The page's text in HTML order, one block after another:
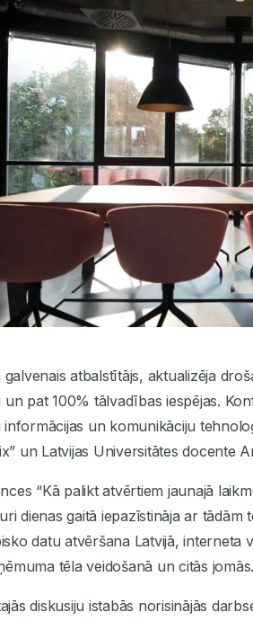
atbalstītājs, aktualizēja
pat 100% tālvadības iespējas.
un komunikāciju
un Latvijas Universitātes docente
“Kā palikt atvērtiem jaunajā
dienas gaitā iepazīstināja ar tādām
datu atvēršana Latvijā,
tēla veidošanā un citās jomās.
diskusiju istabās norisinājās